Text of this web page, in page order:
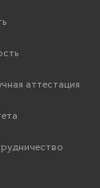
аттестация